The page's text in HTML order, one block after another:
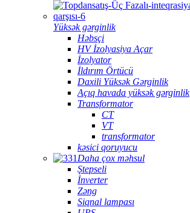
Yüksək gərginlik
Həbsçi
HV İzolyasiya Açar
İzolyator
İldırım Örtücü
Daxili Yüksək Gərginlik
Açıq havada yüksək gərginlik
Transformator
CT
VT
transformator
kəsici qoruyucu
Daha çox məhsul
Ştepseli
İnverter
Zəng
Siqnal lampası